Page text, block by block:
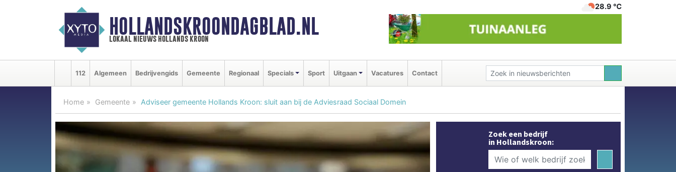
HOLLANDSKROONDAGBLAD.NL
lokaal nieuws hollands kroon
28.9 ℃
112 Algemeen Bedrijvengids Gemeente Regionaal Specials Sport Uitgaan Vacatures Contact
Home Gemeente Adviseer gemeente Hollands Kroon: sluit aan bij de Adviesraad Sociaal Domein
Zoek een bedrijf
in Hollandskroon: